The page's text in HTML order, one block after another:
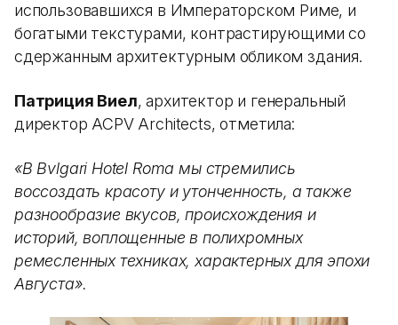
использовавшихся в Императорском Риме, и
богатыми текстурами, контрастирующими со
сдержанным архитектурным обликом здания.
Патриция Виел, архитектор и генеральный
директор ACPV Architects, отметила:
«В Bvlgari Hotel Roma мы стремились
воссоздать красоту и утонченность, а также
разнообразие вкусов, происхождения и
историй, воплощенные в полихромных
ремесленных техниках, характерных для эпохи
Августа».